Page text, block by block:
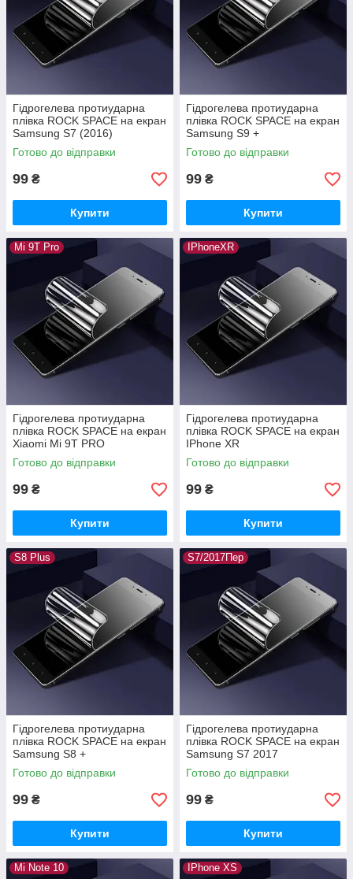
Гідрогелева протиударна
плівка ROCK SPACE на екран
Samsung S7 (2016)
Готово до відправки
99 ₴
Купити
Гідрогелева протиударна
плівка ROCK SPACE на екран
Samsung S9 +
Готово до відправки
99 ₴
Купити
Mi 9T Pro
Гідрогелева протиударна
плівка ROCK SPACE на екран
Xiaomi Mi 9T PRO
Готово до відправки
99 ₴
Купити
IPhoneXR
Гідрогелева протиударна
плівка ROCK SPACE на екран
IPhone XR
Готово до відправки
99 ₴
Купити
S8 Plus
Гідрогелева протиударна
плівка ROCK SPACE на екран
Samsung S8 +
Готово до відправки
99 ₴
Купити
S7/2017Пер
Гідрогелева протиударна
плівка ROCK SPACE на екран
Samsung S7 2017
Готово до відправки
99 ₴
Купити
Mi Note 10 IPhone XS